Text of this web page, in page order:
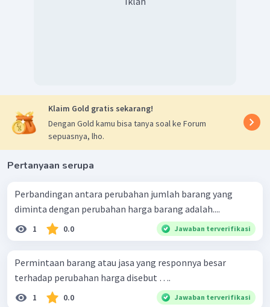
Klaim Gold gratis sekarang!
Dengan Gold kamu bisa tanya soal ke Forum
sepuasnya, lho.
Pertanyaan serupa
Perbandingan antara perubahan jumlah barang yang
diminta dengan perubahan harga barang adalah....
1 0.0 Jawaban terverifikasi
Permintaan barang atau jasa yang responnya besar
terhadap perubahan harga disebut ….
1 0.0 Jawaban terverifikasi